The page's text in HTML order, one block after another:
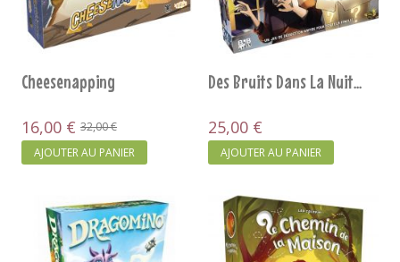
Cheesenapping
16,00 € 32,00 €
AJOUTER AU PANIER
Des Bruits Dans La Nuit...
25,00 €
AJOUTER AU PANIER